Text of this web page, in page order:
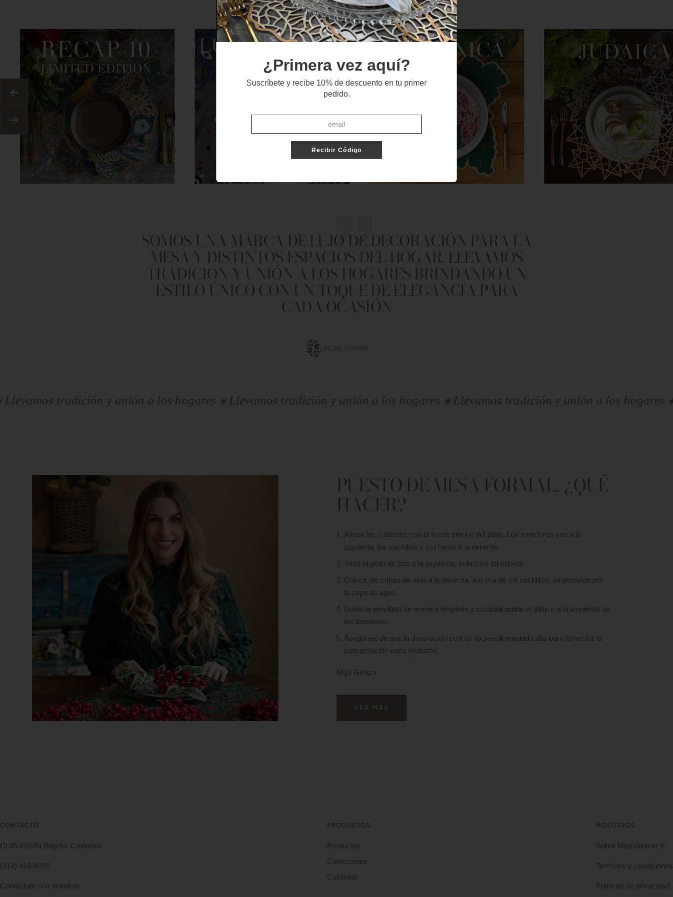
Anterior
Siguiente
SOMOS UNA MARCA DE LUJO DE DECORACIÓN PARA LA
MESA Y DISTINTOS ESPACIOS DEL HOGAR. LLEVAMOS
TRADICIÓN Y UNIÓN A LOS HOGARES BRINDANDO UN
ESTILO ÚNICO CON UN TOQUE DE ELEGANCIA PARA
CADA OCASIÓN
1
y unión a los hogares ⁕ Llevamos tradición y unión a los hogares ⁕ Llevamos tradición y unión a los hogares ⁕ Llevamos
PUESTO DE MESA FORMAL, ¿QUÉ
HACER?
Alinea los cubiertos con el borde inferior del plato. Los tenedores van a la
izquierda, los cuchillos y cucharas a la derecha.
Sitúa el plato de pan a la izquierda, sobre los tenedores.
Coloca las copas de vino a la derecha, encima de los cuchillos, empezando por
la copa de agua.
Dobla la servilleta de manera elegante y colócala sobre el plato o a la izquierda de
los tenedores.
Asegúrate de que la decoración central no sea demasiado alta para fomentar la
conversación entre invitados.
Mijal Gleiser
VER MÁS
CONTACTO
Cl 85 #10-84 Bogota, Colombia
(314) 416-8095
Contáctate con nosotros
PRODUCTOS
Productos
Colecciones
Cuidados
NOSOTROS
Sobre Mijal Gleiser ®
Terminos y condiciones
Políticas de privacidad
¿Primera vez aquí?
Suscríbete y recibe 10% de descuento en tu primer
pedido.
Recibir Código